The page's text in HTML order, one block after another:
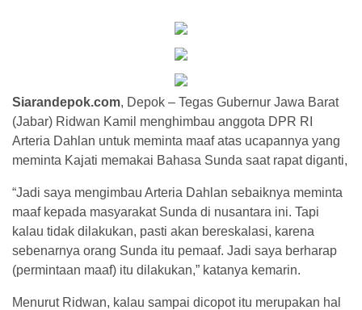
Siarandepok.com, Depok – Tegas Gubernur Jawa Barat
(Jabar) Ridwan Kamil menghimbau anggota DPR RI
Arteria Dahlan untuk meminta maaf atas ucapannya yang
meminta Kajati memakai Bahasa Sunda saat rapat diganti,
“Jadi saya mengimbau Arteria Dahlan sebaiknya meminta
maaf kepada masyarakat Sunda di nusantara ini. Tapi
kalau tidak dilakukan, pasti akan bereskalasi, karena
sebenarnya orang Sunda itu pemaaf. Jadi saya berharap
(permintaan maaf) itu dilakukan,” katanya kemarin.
Menurut Ridwan, kalau sampai dicopot itu merupakan hal